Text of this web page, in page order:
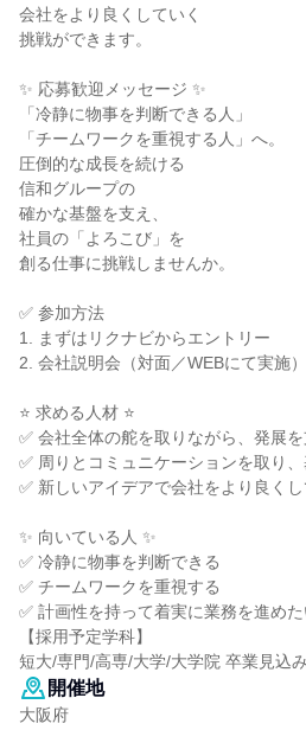
会社をより良くしていく
挑戦ができます。
✨ 応募歓迎メッセージ ✨
「冷静に物事を判断できる人」
「チームワークを重視する人」へ。
圧倒的な成長を続ける
信和グループの
確かな基盤を支え、
社員の「よろこび」を
創る仕事に挑戦しませんか。
✅ 参加方法
1. まずはリクナビからエントリー
2. 会社説明会（対面／WEBにて実施
⭐ 求める人材 ⭐
✅ 会社全体の舵を取りながら、発展
✅ 周りとコミュニケーションを取り
✅ 新しいアイデアで会社をより良く
✨ 向いている人 ✨
✅ 冷静に物事を判断できる
✅ チームワークを重視する
✅ 計画性を持って着実に業務を進めた
【採用予定学科】
短大/専門/高専/大学/大学院 卒業見込
開催地
大阪府